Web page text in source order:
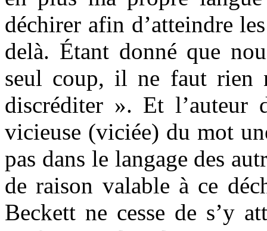
déchirer afin d’atteindre
delà. Étant donné que
seul coup, il ne faut rien
discréditer ». Et l’auteur
vicieuse (viciée) du mot
pas dans le langage des
de raison valable à ce
Beckett ne cesse de s’y